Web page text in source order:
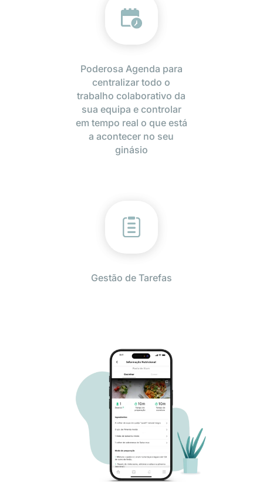
Poderosa Agenda para
centralizar todo o
trabalho colaborativo da
sua equipa e controlar
em tempo real o que está
a acontecer no seu
ginásio
Gestão de Tarefas